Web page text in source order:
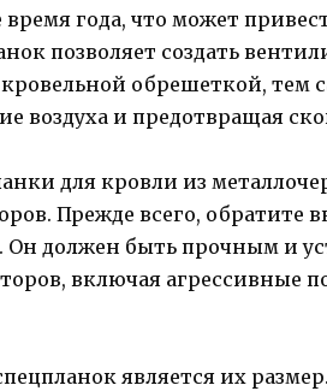
время года, что может
позволяет создать
обрешеткой, тем
воздуха и предотвращая
для кровли из
Прежде всего, обратите
Он должен быть прочным и
включая агрессивные
является их